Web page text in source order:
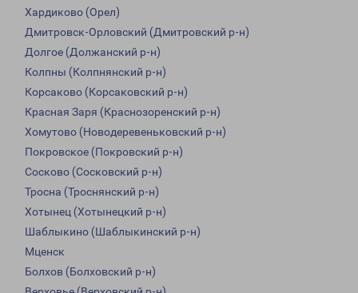
Хардиково (Орел)
Дмитровск-Орловский (Дмитровский р-н)
Долгое (Должанский р-н)
Колпны (Колпнянский р-н)
Корсаково (Корсаковский р-н)
Красная Заря (Краснозоренский р-н)
Хомутово (Новодеревеньковский р-н)
Покровское (Покровский р-н)
Сосково (Сосковский р-н)
Тросна (Троснянский р-н)
Хотынец (Хотынецкий р-н)
Шаблыкино (Шаблыкинский р-н)
Мценск
Болхов (Болховский р-н)